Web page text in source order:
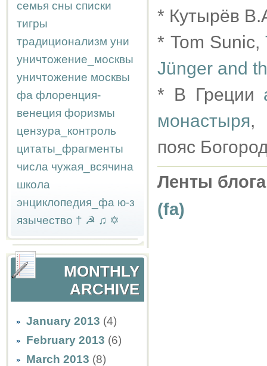
семья сны списки
тигры
традиционализм уни
уничтожение_москвы
уничтожение москвы
фа флоренция-
венеция форизмы
цензура_контроль
цитаты_фрагменты
числа чужая_всячина
школа
энциклопедия_фа ю-з
язычество † ☭ ♫ ✡
MONTHLY
ARCHIVE
January 2013 (4)
February 2013 (6)
March 2013 (8)
* Кутырёв
* Tom Sunic,
Jünger and
* В Греции
монастыря,
пояс
Ленты
(fa)